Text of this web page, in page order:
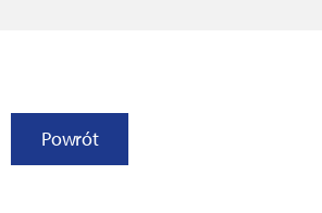
Powrót